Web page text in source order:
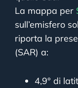
La mappa per
sull’emisfero
riporta la
(SAR) a:
4,9° di